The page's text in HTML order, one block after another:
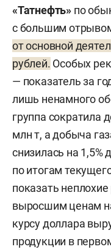
«Татнефть» по
с большим
от основной
рублей. Особых
— показатель за
лишь ненамного
группа сократила
млн т, а добыча
снизилась на 1,5%
по итогам
показать
выросшим ценам
курсу доллара
продукции в